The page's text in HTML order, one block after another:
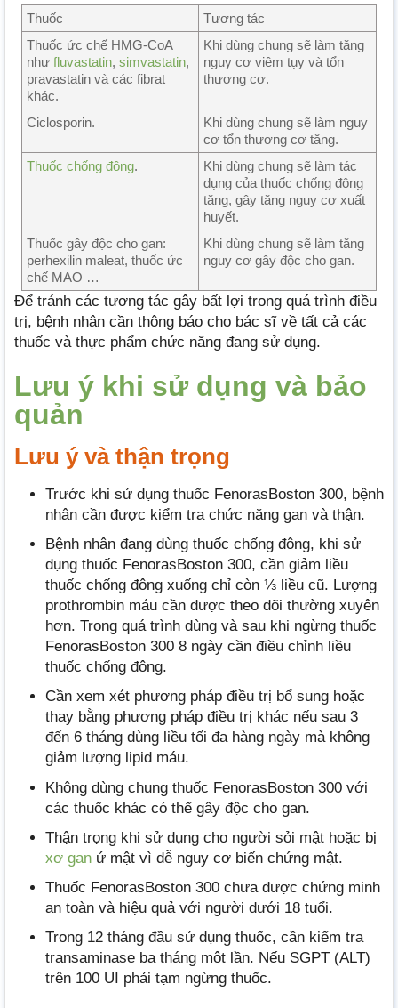
Thuốc
Tương tác
Thuốc ức chế HMG-CoA
như fluvastatin, simvastatin,
pravastatin và các fibrat
khác.
Khi dùng chung sẽ làm tăng
nguy cơ viêm tụy và tổn
thương cơ.
Ciclosporin.
Khi dùng chung sẽ làm nguy
cơ tổn thương cơ tăng.
Thuốc chống đông.
Khi dùng chung sẽ làm tác
dụng của thuốc chống đông
tăng, gây tăng nguy cơ xuất
huyết.
Thuốc gây độc cho gan:
perhexilin maleat, thuốc ức
chế MAO …
Khi dùng chung sẽ làm tăng
nguy cơ gây độc cho gan.
Để tránh các tương tác gây bất lợi trong quá trình điều
trị, bệnh nhân cần thông báo cho bác sĩ về tất cả các
thuốc và thực phẩm chức năng đang sử dụng.
Lưu ý khi sử dụng và bảo
quản
Lưu ý và thận trọng
Trước khi sử dụng thuốc FenorasBoston 300, bệnh
nhân cần được kiểm tra chức năng gan và thận.
Bệnh nhân đang dùng thuốc chống đông, khi sử
dụng thuốc FenorasBoston 300, cần giảm liều
thuốc chống đông xuống chỉ còn ⅓ liều cũ. Lượng
prothrombin máu cần được theo dõi thường xuyên
hơn. Trong quá trình dùng và sau khi ngừng thuốc
FenorasBoston 300 8 ngày cần điều chỉnh liều
thuốc chống đông.
Cần xem xét phương pháp điều trị bổ sung hoặc
thay bằng phương pháp điều trị khác nếu sau 3
đến 6 tháng dùng liều tối đa hàng ngày mà không
giảm lượng lipid máu.
Không dùng chung thuốc FenorasBoston 300 với
các thuốc khác có thể gây độc cho gan.
Thận trọng khi sử dụng cho người sỏi mật hoặc bị
xơ gan ứ mật vì dễ nguy cơ biến chứng mật.
Thuốc FenorasBoston 300 chưa được chứng minh
an toàn và hiệu quả với người dưới 18 tuổi.
Trong 12 tháng đầu sử dụng thuốc, cần kiểm tra
transaminase ba tháng một lần. Nếu SGPT (ALT)
trên 100 UI phải tạm ngừng thuốc.